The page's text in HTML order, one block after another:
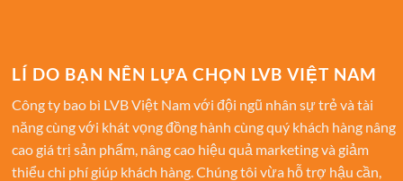
LÍ DO BẠN NÊN LỰA CHỌN LVB VIỆT NAM
Công ty bao bì LVB Việt Nam với đội ngũ nhân sự trẻ và tài
năng cùng với khát vọng đồng hành cùng quý khách hàng nâng
cao giá trị sản phẩm, nâng cao hiệu quả marketing và giảm
thiểu chi phí giúp khách hàng. Chúng tôi vừa hỗ trợ hậu cần,